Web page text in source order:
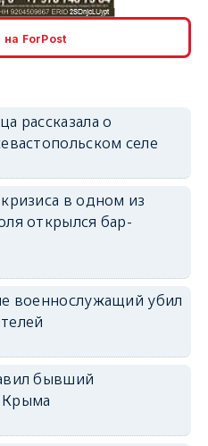
erid: 2SDnjcLUypt
erid: 2SDnjcrDNw6
erid: 2SDnjdPjgYS
на ForPost
рассказала о
селе
в одном из
открылся бар-
военнослужащий убил
бывший